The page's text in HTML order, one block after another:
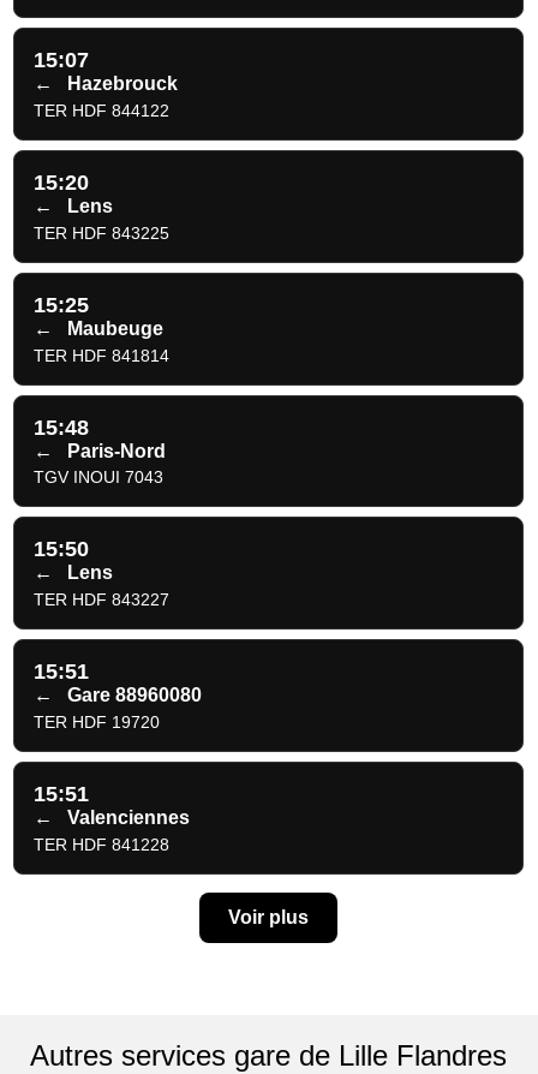
15:07
← Hazebrouck
TER HDF 844122
15:20
← Lens
TER HDF 843225
15:25
← Maubeuge
TER HDF 841814
15:48
← Paris-Nord
TGV INOUI 7043
15:50
← Lens
TER HDF 843227
15:51
← Gare 88960080
TER HDF 19720
15:51
← Valenciennes
TER HDF 841228
Voir plus
Autres services gare de Lille Flandres